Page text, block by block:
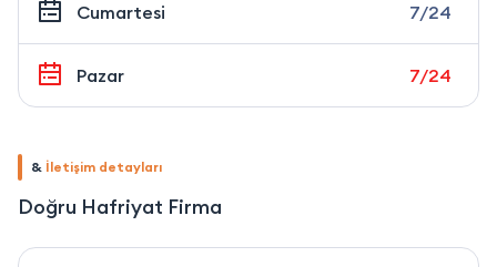
Cumartesi 7/24
Pazar 7/24
& İletişim detayları
Doğru Hafriyat Firma